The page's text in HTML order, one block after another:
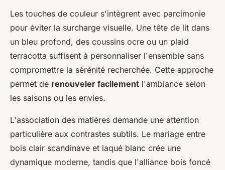
Les touches de couleur s'intègrent avec parcimonie
pour éviter la surcharge visuelle. Une tête de lit dans
un bleu profond, des coussins ocre ou un plaid
terracotta suffisent à personnaliser l'ensemble sans
compromettre la sérénité recherchée. Cette approche
permet de renouveler facilement l'ambiance selon
les saisons ou les envies.
L'association des matières demande une attention
particulière aux contrastes subtils. Le mariage entre
bois clair scandinave et laqué blanc crée une
dynamique moderne, tandis que l'alliance bois foncé